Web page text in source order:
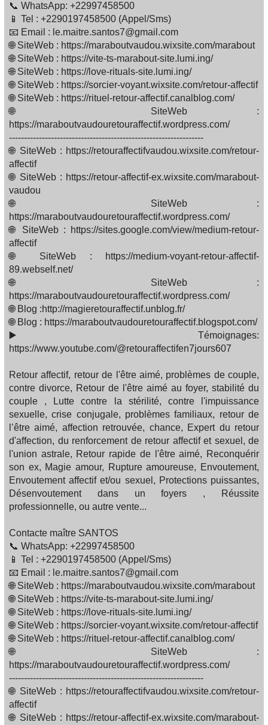
📞 WhatsApp: +22997458500
📱 Tel : +2290197458500 (Appel/Sms)
📧 Email : le.maitre.santos7@gmail.com
🌐 SiteWeb : https://maraboutvaudou.wixsite.com/marabout
🌐 SiteWeb : https://vite-ts-marabout-site.lumi.ing/
🌐 SiteWeb : https://love-rituals-site.lumi.ing/
🌐 SiteWeb : https://sorcier-voyant.wixsite.com/retour-affectif
🌐 SiteWeb : https://rituel-retour-affectif.canalblog.com/
🌐 SiteWeb :
https://maraboutvaudouretouraffectif.wordpress.com/
-----------------------------------------------------------------
🌐 SiteWeb : https://retouraffectifvaudou.wixsite.com/retour-
affectif
🌐 SiteWeb : https://retour-affectif-ex.wixsite.com/marabout-
vaudou
🌐 SiteWeb :
https://maraboutvaudouretouraffectif.wordpress.com/
🌐 SiteWeb : https://sites.google.com/view/medium-retour-
affectif
🌐 SiteWeb : https://medium-voyant-retour-affectif-
89.webself.net/
🌐 SiteWeb :
https://maraboutvaudouretouraffectif.wordpress.com/
🌐 Blog :http://magieretouraffectif.unblog.fr/
🌐 Blog : https://maraboutvaudouretouraffectif.blogspot.com/
▶️ Témoignages:
https://www.youtube.com/@retouraffectifen7jours607
Retour affectif, retour de l'être aimé, problèmes de couple,
contre divorce, Retour de l'être aimé au foyer, stabilité du
couple , Lutte contre la stérilité, contre l'impuissance
sexuelle, crise conjugale, problèmes familiaux, retour de
l’être aimé, affection retrouvée, chance, Expert du retour
d'affection, du renforcement de retour affectif et sexuel, de
l'union astrale, Retour rapide de l'être aimé, Reconquérir
son ex, Magie amour, Rupture amoureuse, Envoutement,
Envoutement affectif et/ou sexuel, Protections puissantes,
Désenvoutement dans un foyers , Réussite
professionnelle, ou autre vente...
Contacte maître SANTOS
📞 WhatsApp: +22997458500
📱 Tel : +2290197458500 (Appel/Sms)
📧 Email : le.maitre.santos7@gmail.com
🌐 SiteWeb : https://maraboutvaudou.wixsite.com/marabout
🌐 SiteWeb : https://vite-ts-marabout-site.lumi.ing/
🌐 SiteWeb : https://love-rituals-site.lumi.ing/
🌐 SiteWeb : https://sorcier-voyant.wixsite.com/retour-affectif
🌐 SiteWeb : https://rituel-retour-affectif.canalblog.com/
🌐 SiteWeb :
https://maraboutvaudouretouraffectif.wordpress.com/
-----------------------------------------------------------------
🌐 SiteWeb : https://retouraffectifvaudou.wixsite.com/retour-
affectif
🌐 SiteWeb : https://retour-affectif-ex.wixsite.com/marabout-